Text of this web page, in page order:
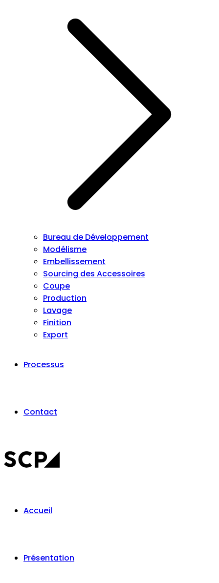
Bureau de Développement
Modélisme
Embellissement
Sourcing des Accessoires
Coupe
Production
Lavage
Finition
Export
Processus
Contact
Accueil
Présentation